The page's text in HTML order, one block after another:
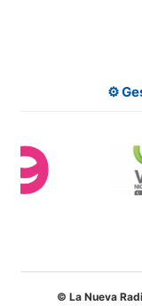
⚙️
© La Nueva